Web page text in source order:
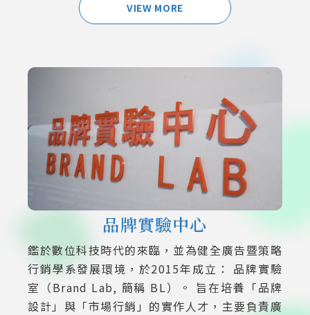
VIEW MORE
品牌實驗中心
鑑於數位科技時代的來臨，並為健全廣告暨策略
行銷學系發展環境，於2015年成立： 品牌實驗
室（Brand Lab, 簡稱 BL）。 旨在培養「品牌
設計」與「市場行銷」的實作人才，主要負責廣